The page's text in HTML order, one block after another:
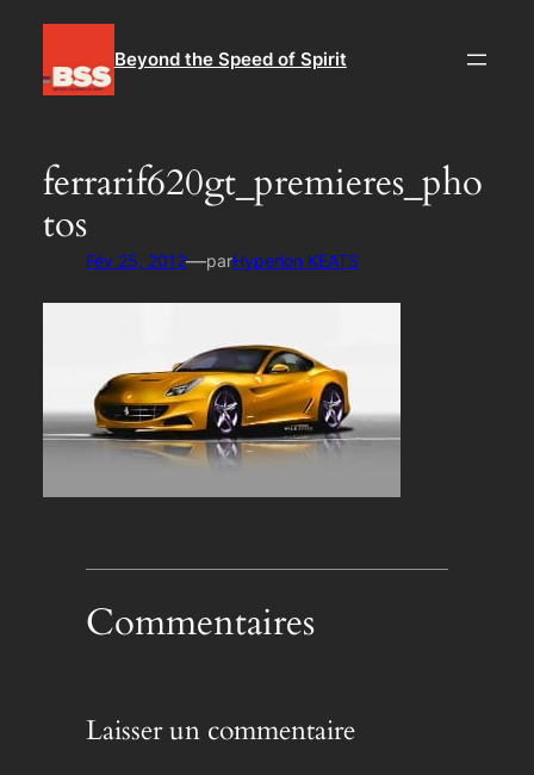
contenu
Beyond the Speed of Spirit
ferrarif620gt_premieres_pho
tos
Fév 25, 2012—parHyperion KEATS
Commentaires
Laisser un commentaire